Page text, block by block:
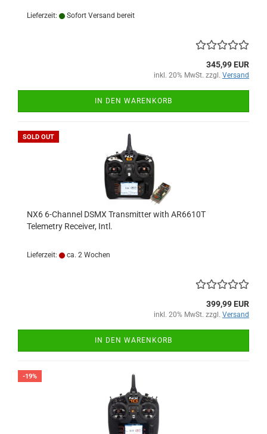
Lieferzeit: Sofort Versand bereit
345,99 EUR
inkl. 20% MwSt. zzgl. Versand
IN DEN WARENKORB
SOLD OUT
NX6 6-Channel DSMX Transmitter with AR6610T
Telemetry Receiver, Intl.
Lieferzeit: ca. 2 Wochen
399,99 EUR
inkl. 20% MwSt. zzgl. Versand
IN DEN WARENKORB
-19%